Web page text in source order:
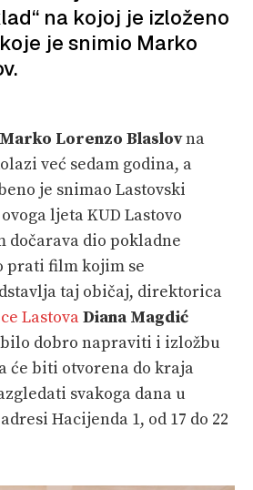
na kojoj je izloženo
je snimio Marko
Marko Lorenzo Blaslovna
već sedam godina, a
je snimao Lastovski
ljeta KUD Lastovo
dočarava dio pokladne
prati film kojim se
taj običaj, direktorica
LastovaDiana Magdić
dobro napraviti i izložbu
će biti otvorena do kraja
svakoga dana u
Hacijenda 1, od 17 do 22